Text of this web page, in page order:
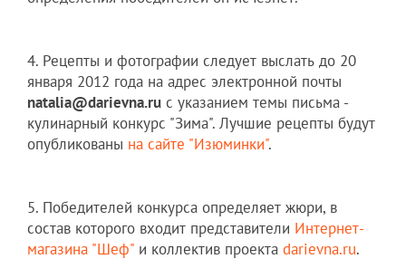
4. Рецепты и фотографии следует выслать до 20
января 2012 года на адрес электронной почты
natalia@darievna.ru с указанием темы письма -
кулинарный конкурс "Зима". Лучшие рецепты будут
опубликованы на сайте "Изюминки".
5. Победителей конкурса определяет жюри, в
состав которого входит представители Интернет-
магазина "Шеф" и коллектив проекта darievna.ru.